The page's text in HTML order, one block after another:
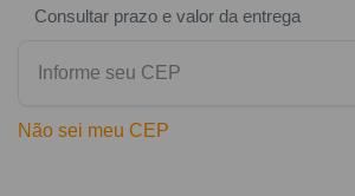
Consultar prazo e valor da entrega
Não sei meu CEP